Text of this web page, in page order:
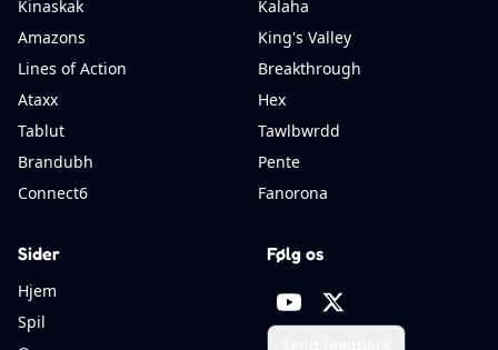
Kinaskak
Kalaha
Amazons
King's Valley
Lines of Action
Breakthrough
Ataxx
Hex
Tablut
Tawlbwrdd
Brandubh
Pente
Connect6
Fanorona
Sider
Hjem
Spil
Følg os